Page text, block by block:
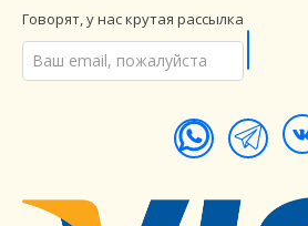
Говорят, у нас крутая рассылка